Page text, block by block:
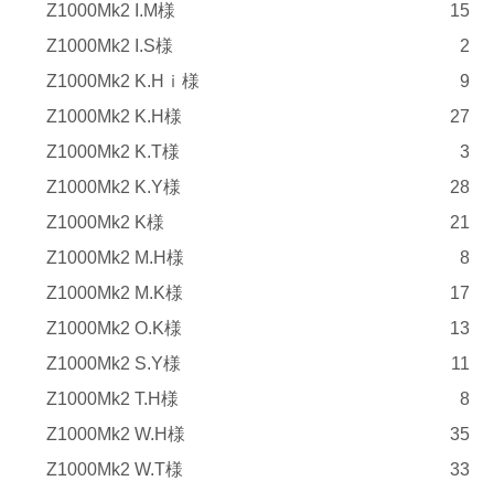
Z1000Mk2 I.M様
15
Z1000Mk2 I.S様
2
Z1000Mk2 K.Hｉ様
9
Z1000Mk2 K.H様
27
Z1000Mk2 K.T様
3
Z1000Mk2 K.Y様
28
Z1000Mk2 K様
21
Z1000Mk2 M.H様
8
Z1000Mk2 M.K様
17
Z1000Mk2 O.K様
13
Z1000Mk2 S.Y様
11
Z1000Mk2 T.H様
8
Z1000Mk2 W.H様
35
Z1000Mk2 W.T様
33